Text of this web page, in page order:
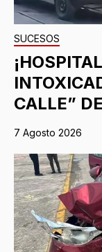
SUCESOS
CALLE”
7 Agosto 2026